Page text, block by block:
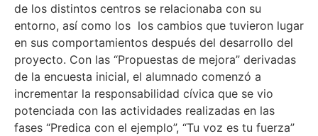
de los distintos centros se relacionaba con su
entorno, así como los los cambios que tuvieron lugar
en sus comportamientos después del desarrollo del
proyecto. Con las “Propuestas de mejora” derivadas
de la encuesta inicial, el alumnado comenzó a
incrementar la responsabilidad cívica que se vio
potenciada con las actividades realizadas en las
fases “Predica con el ejemplo”, “Tu voz es tu fuerza”